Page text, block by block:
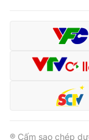
® Cấm sao chép